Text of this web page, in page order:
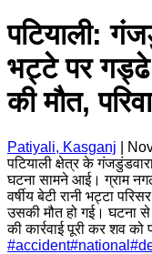
पटियाली:
भट्टे पर
की मौत,
Patiyali, Kasganj
पटियाली क्षेत्र के
घटना सामने आई। ग्राम
वर्षीय बेटी रानी भट्टा
उसकी मौत हो गई। घटना से
की कार्रवाई पूरी कर शव को
#accident#national #